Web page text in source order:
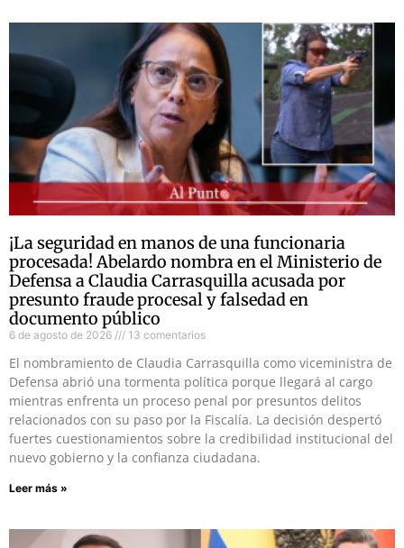
¡La seguridad en manos de una funcionaria
procesada! Abelardo nombra en el Ministerio de
Defensa a Claudia Carrasquilla acusada por
presunto fraude procesal y falsedad en
documento público
6 de agosto de 2026 13 comentarios
El nombramiento de Claudia Carrasquilla como viceministra de
Defensa abrió una tormenta política porque llegará al cargo
mientras enfrenta un proceso penal por presuntos delitos
relacionados con su paso por la Fiscalía. La decisión despertó
fuertes cuestionamientos sobre la credibilidad institucional del
nuevo gobierno y la confianza ciudadana.
Leer más »